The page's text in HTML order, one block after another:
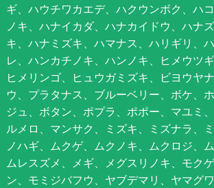
ギ、ハウチワカエデ、ハクウンボク、ハ
ノキ、ハナイカダ、ハナカイドウ、ハナ
キ、ハナミズキ、ハマナス、ハリギリ、
レ、ハンカチノキ、ハンノキ、ヒメウツギ
ヒメリンゴ、ヒュウガミズキ、ビヨウヤ
ウ、プラタナス、ブルーベリー、ボケ、
ジュ、ボタン、ポプラ、ポポー、マユミ
ルメロ、マンサク、ミズキ、ミズナラ、
ノハギ、ムクゲ、ムクノキ、ムクロジ、ム
ムレスズメ、メギ、メグスリノキ、モク
ン、モミジバフウ、ヤブデマリ、ヤマグ